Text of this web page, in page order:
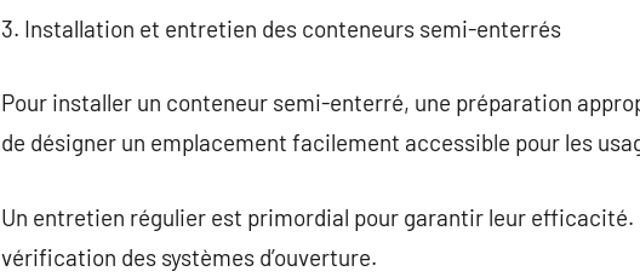
3. Installation et entretien des conteneurs semi-enterrés
Pour installer un conteneur semi-enterré, une préparation
de désigner un emplacement facilement accessible pour les
Un entretien régulier est primordial pour garantir leur
vérification des systèmes d’ouverture.